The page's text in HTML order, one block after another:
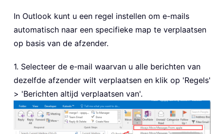
In Outlook kunt u een regel instellen om e-mails
automatisch naar een specifieke map te verplaatsen
op basis van de afzender.
1. Selecteer de e-mail waarvan u alle berichten van
dezelfde afzender wilt verplaatsen en klik op 'Regels'
> 'Berichten altijd verplaatsen van'.